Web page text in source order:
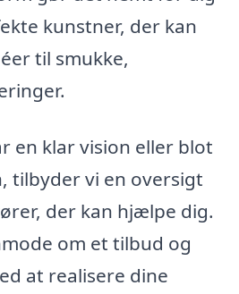
kunstner, der kan
til smukke,
en klar vision eller blot
tilbyder vi en oversigt
der kan hjælpe dig.
om et tilbud og
at realisere dine